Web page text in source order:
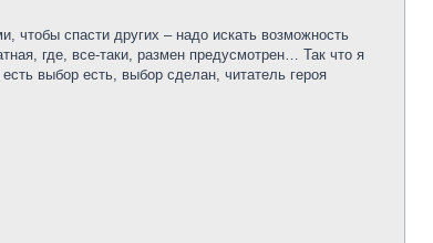
чтобы спасти других – надо искать возможность
где, все-таки, размен предусмотрен… Так что я
выбор есть, выбор сделан, читатель героя